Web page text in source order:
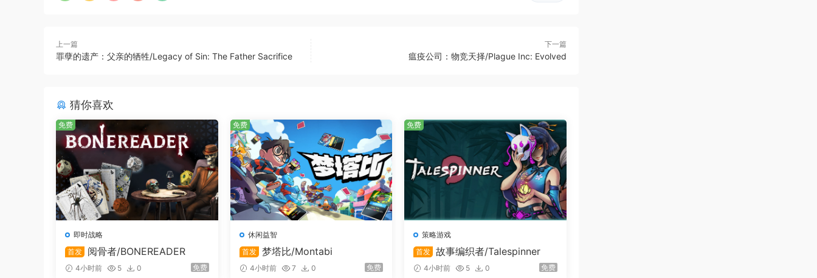
上一篇
罪孽的遗产：父亲的牺牲/Legacy of Sin: The Father Sacrifice
下一篇
瘟疫公司：物竞天择/Plague Inc: Evolved
猜你喜欢
即时战略
首发
阅骨者/BONEREADER
4小时前 5 0 免费
免费
休闲益智
首发
梦塔比/Montabi
4小时前 7 0 免费
免费
策略游戏
首发
故事编织者/Talespinner
4小时前 5 0 免费
免费